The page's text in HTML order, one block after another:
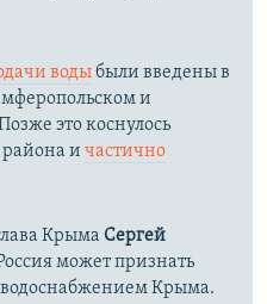
водыбыли введены в
и
это коснулось
района и частично
Крыма Сергей
может признать
Крыма.